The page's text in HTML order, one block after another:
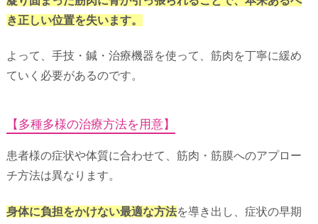
き正しい位置を失います。
よって、手技・鍼・治療機器を使って、筋肉を丁寧に緩め
ていく必要があるのです。
【多種多様の治療方法を用意】
患者様の症状や体質に合わせて、筋肉・筋膜へのアプロー
チ方法は異なります。
身体に負担をかけない最適な方法を導き出し、症状の早期